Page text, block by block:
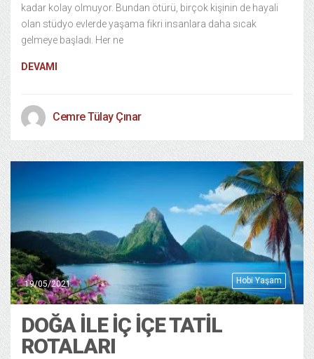
kadar kolay olmuyor. Bundan ötürü, birçok kişinin de hayali
olan stüdyo evlerde yaşama fikri insanlara daha sıcak
gelmeye başladı. Her ne
DEVAMI
Cemre Tülay Çınar
Hobi Yaşam
19/05/2021
DOĞA İLE İÇ İÇE TATİL
ROTALARI